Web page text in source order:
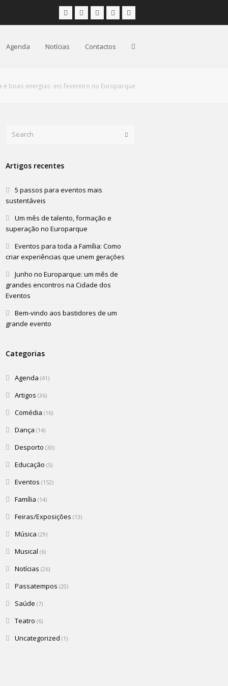
FacebookInstagram
LinkedInYoutube
Agenda Notícias Contactos
e boas energias: eis fevereiro no Europarque
Artigos recentes
5 passos para eventos mais
sustentáveis
Um mês de talento, formação e
superação no Europarque
Eventos para toda a Família: Como
criar experiências que unem gerações
Junho no Europarque: um mês de
grandes encontros na Cidade dos
Eventos
Bem-vindo aos bastidores de um
grande evento
Categorias
Agenda (41)
Artigos (36)
Comédia (16)
Dança (14)
Desporto (30)
Educação (5)
Eventos (152)
Família (14)
Feiras/Exposições (13)
Música (29)
Musical (6)
Notícias (26)
Passatempos (20)
Saúde (7)
Teatro (6)
Uncategorized (1)